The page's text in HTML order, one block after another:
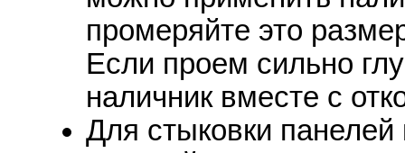
промеряйте это
Если проем сильно
наличник вместе с
Для стыковки